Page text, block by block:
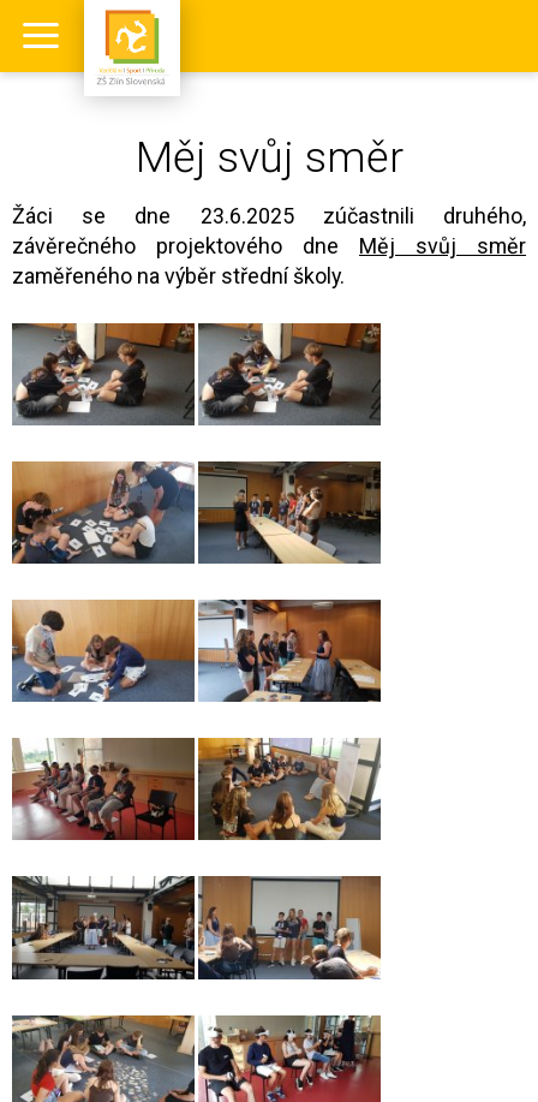
Měj svůj směr
Žáci se dne 23.6.2025 zúčastnili druhého,
závěrečného projektového dne Měj svůj směr
zaměřeného na výběr střední školy.